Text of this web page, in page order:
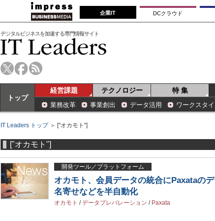
企業IT DCクラウド
デジタルビジネスを加速する専門情報サイト
トップ
経営課題 テクノロジー 特 集
業務改革 事業創出 データ活用 ワークスタ
IT Leaders トップ＞ ["オカモト"]
["オカモト"]
開発ツール／プラットフォーム
オカモト、会員データの統合にPaxataのデ
名寄せなどを半自動化
オカモト /データプレパレーション / Paxata